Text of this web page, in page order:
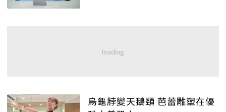
烏龜脖變天鵝頸 芭蕾雕塑在優